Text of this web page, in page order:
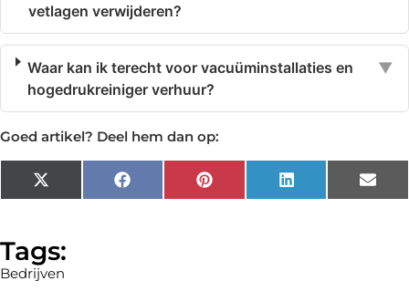
vetlagen verwijderen?
Waar kan ik terecht voor vacuüminstallaties en
hogedrukreiniger verhuur?
▼
Goed artikel? Deel hem dan op:
X
(Twitter)
Facebook Pinterest LinkedIn
Tags:
Bedrijven